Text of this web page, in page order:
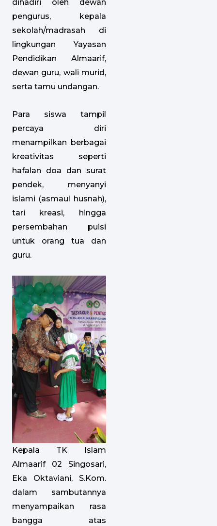
dihadiri oleh dewan
pengurus, kepala
sekolah/madrasah di
lingkungan Yayasan
Pendidikan Almaarif,
dewan guru, wali murid,
serta tamu undangan.
Para siswa tampil
percaya diri
menampilkan berbagai
kreativitas seperti
hafalan doa dan surat
pendek, menyanyi
islami (asmaul husnah),
tari kreasi, hingga
persembahan puisi
untuk orang tua dan
guru.
Kepala TK Islam
Almaarif 02 Singosari,
Eka Oktaviani, S.Kom.
dalam sambutannya
menyampaikan rasa
bangga atas